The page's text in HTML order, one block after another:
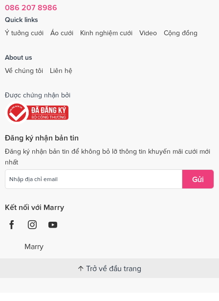
086 207 8986
Quick links
Ý tưởng cưới
Áo cưới Kinh nghiệm cưới Video Cộng đồng
About us
Về chúng tôi
Liên hệ
Được chứng nhận bởi
Đăng ký nhận bản tin
Đăng ký nhận bản tin để không bỏ lỡ thông tin khuyến mãi cưới mới
nhất
Gửi
Kết nối với Marry
Marry
Trở về đầu trang